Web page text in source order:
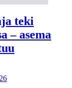
teki
– asema